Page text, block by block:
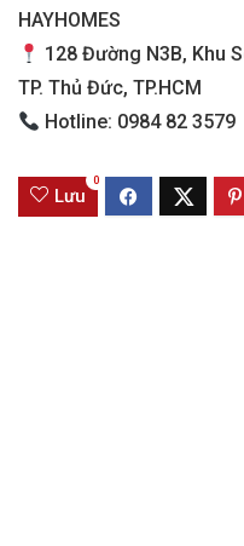
HAYHOMES
128 Đường N3B, Khu
TP. Thủ Đức, TP.HCM
Hotline: 0984 82 3579
Lưu
0